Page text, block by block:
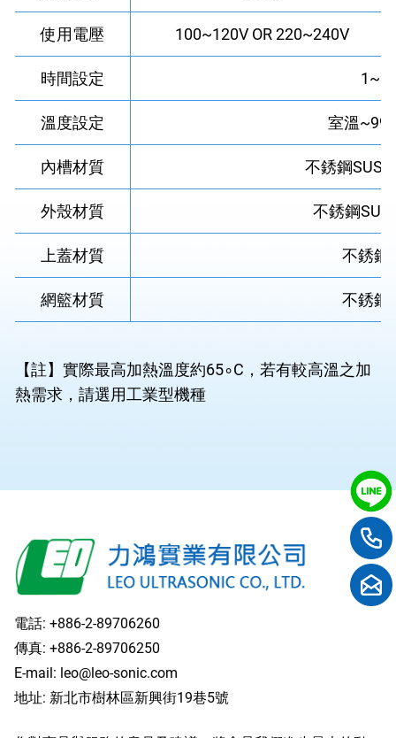
使用電壓 100~120V OR 220~240V
時間設定
溫度設定 室溫
內槽材質 不銹鋼
外殼材質 不銹鋼
上蓋材質 不銹鋼
網籃材質 不銹鋼
【註】實際最高加熱溫度約65∘C，若有較高溫之加
熱需求，請選用工業型機種
電話: +886-2-89706260
傳真: +886-2-89706250
E-mail: leo@leo-sonic.com
地址: 新北市樹林區新興街19巷5號